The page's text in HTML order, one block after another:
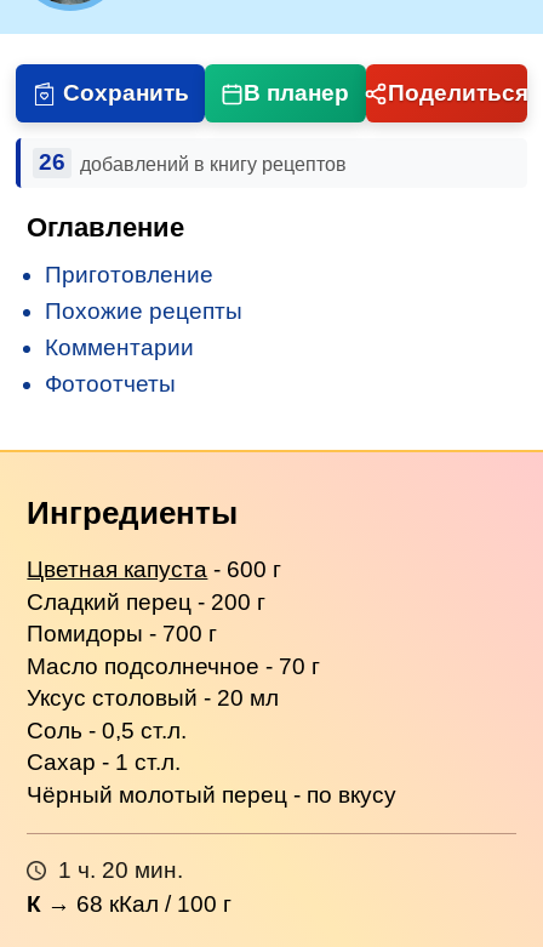
Сохранить В планер Поделиться
26 добавлений в книгу рецептов
Оглавление
Приготовление
Похожие рецепты
Комментарии
Фотоотчеты
Ингредиенты
Цветная капуста - 600 г
Сладкий перец - 200 г
Помидоры - 700 г
Масло подсолнечное - 70 г
Уксус столовый - 20 мл
Соль - 0,5 ст.л.
Сахар - 1 ст.л.
Чёрный молотый перец - по вкусу
1 ч. 20 мин.
К → 68 кКал / 100 г